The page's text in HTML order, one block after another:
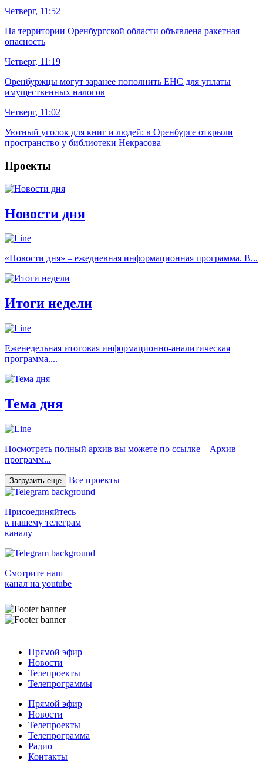
Четверг, 11:52
На территории Оренбургской области объявлена ракетная
опасность
Четверг, 11:19
Оренбуржцы могут заранее пополнить ЕНС для уплаты
имущественных налогов
Четверг, 11:02
Уютный уголок для книг и людей: в Оренбурге открыли
пространство у библиотеки Некрасова
Проекты
Новости дня
«Новости дня» – ежедневная информационная программа. В...
Итоги недели
Еженедельная итоговая информационно-аналитическая
программа....
Тема дня
Посмотреть полный архив вы можете по ссылке – Архив
программ...
Загрузить еще Все проекты
Присоединяйтесь
к нашему телеграм
каналу
Смотрите наш
канал на youtube
Прямой эфир
Новости
Телепроекты
Телепрограммы
Прямой эфир
Новости
Телепроекты
Телепрограмма
Радио
Контакты